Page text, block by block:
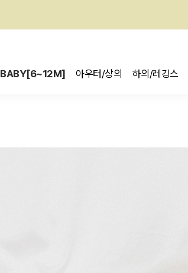
BABY[6~12M] 아우터/상의 하의/레깅스